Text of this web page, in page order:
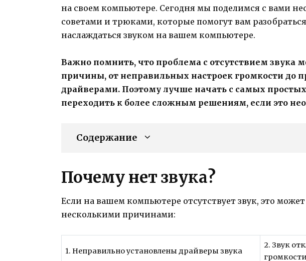
на своем компьютере. Сегодня мы поделимся с вами
советами и трюками, которые помогут вам
наслаждаться звуком на вашем компьютере.
Важно помнить, что проблема с отсутствием звука
причины, от неправильных настроек громкости до
драйверами. Поэтому лучше начать с самых
переходить к более сложным решениям, если это
Содержание
Почему нет звука?
Если на вашем компьютере отсутствует звук, это
несколькими причинами:
1. Неправильно установлены драйверы звука
2. Звук